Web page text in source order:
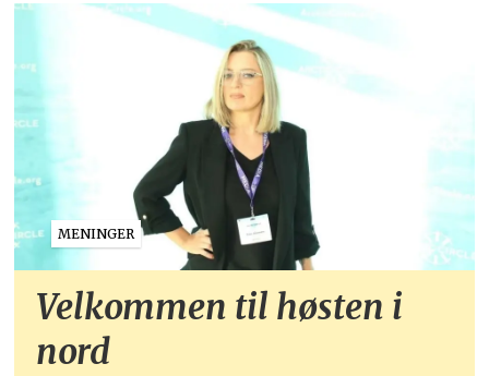
MENINGER
Velkommen til høsten i
nord